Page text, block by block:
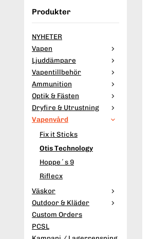
Produkter
NYHETER
Vapen
Ljuddämpare
Vapentillbehör
Ammunition
Optik & Fästen
Dryfire & Utrustning
Vapenvård
Fix it Sticks
Otis Technology
Hoppe´s 9
Riflecx
Väskor
Outdoor & Kläder
Custom Orders
PCSL